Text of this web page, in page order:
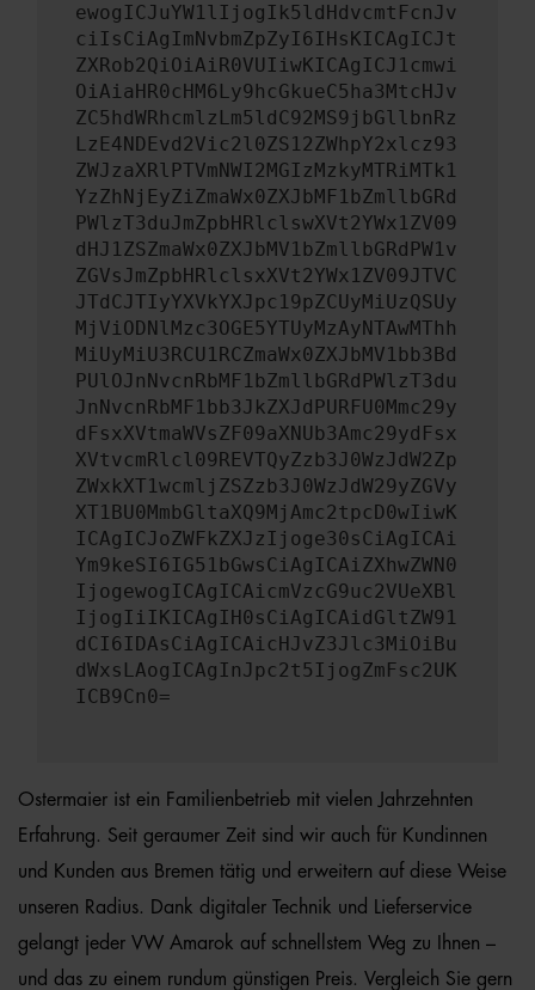
ewogICJuYW1lIjogIk5ldHdvcmtFcnJv
ciIsCiAgImNvbmZpZyI6IHsKICAgICJt
ZXRob2QiOiAiR0VUIiwKICAgICJ1cmwi
OiAiaHR0cHM6Ly9hcGkueC5ha3MtcHJv
ZC5hdWRhcmlzLm5ldC92MS9jbGllbnRz
LzE4NDEvd2Vic2l0ZS12ZWhpY2xlcz93
ZWJzaXRlPTVmNWI2MGIzMzkyMTRiMTk1
YzZhNjEyZiZmaWx0ZXJbMF1bZmllbGRd
PWlzT3duJmZpbHRlclswXVt2YWx1ZV09
dHJ1ZSZmaWx0ZXJbMV1bZmllbGRdPW1v
ZGVsJmZpbHRlclsxXVt2YWx1ZV09JTVC
JTdCJTIyYXVkYXJpc19pZCUyMiUzQSUy
MjViODNlMzc3OGE5YTUyMzAyNTAwMThh
MiUyMiU3RCU1RCZmaWx0ZXJbMV1bb3Bd
PUlOJnNvcnRbMF1bZmllbGRdPWlzT3du
JnNvcnRbMF1bb3JkZXJdPURFU0Mmc29y
dFsxXVtmaWVsZF09aXNUb3Amc29ydFsx
XVtvcmRlcl09REVTQyZzb3J0WzJdW2Zp
ZWxkXT1wcmljZSZzb3J0WzJdW29yZGVy
XT1BU0MmbGltaXQ9MjAmc2tpcD0wIiwK
ICAgICJoZWFkZXJzIjoge30sCiAgICAi
Ym9keSI6IG51bGwsCiAgICAiZXhwZWN0
IjogewogICAgICAicmVzcG9uc2VUeXBl
IjogIiIKICAgIH0sCiAgICAidGltZW91
dCI6IDAsCiAgICAicHJvZ3Jlc3MiOiBu
dWxsLAogICAgInJpc2t5IjogZmFsc2UK
ICB9Cn0=
Ostermaier ist ein Familienbetrieb mit vielen Jahrzehnten
Erfahrung. Seit geraumer Zeit sind wir auch für Kundinnen
und Kunden aus Bremen tätig und erweitern auf diese Weise
unseren Radius. Dank digitaler Technik und Lieferservice
gelangt jeder VW Amarok auf schnellstem Weg zu Ihnen –
und das zu einem rundum günstigen Preis. Vergleich Sie gern